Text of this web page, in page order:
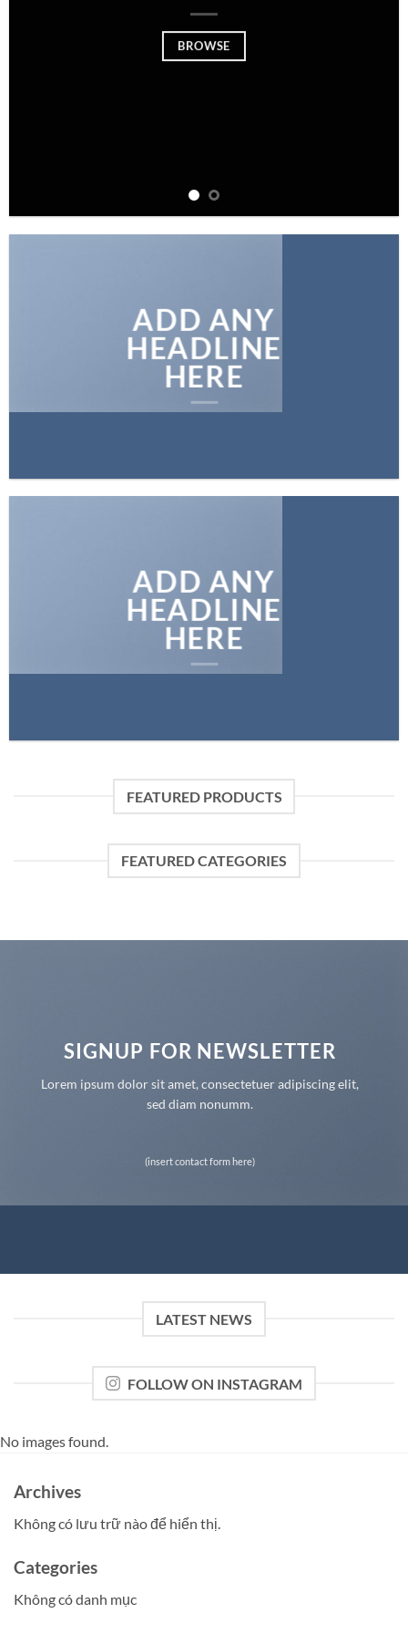
BROWSE
ADD ANY
HEADLINE
HERE
ADD ANY
HEADLINE
HERE
FEATURED PRODUCTS
FEATURED CATEGORIES
SIGNUP FOR NEWSLETTER
Lorem ipsum dolor sit amet, consectetuer adipiscing elit,
sed diam nonumm.
(insert contact form here)
LATEST NEWS
FOLLOW ON INSTAGRAM
No images found.
Archives
Không có lưu trữ nào để hiển thị.
Categories
Không có danh mục